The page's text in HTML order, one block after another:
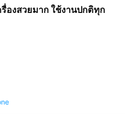
องสวยมาก ใช้งานปกติทุก